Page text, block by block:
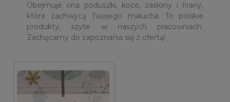
Obejmuje ona poduszki, koce, zasłony i firany,
które zachwycą Twojego malucha. To polskie
produkty, szyte w naszych pracowniach.
Zachęcamy do zapoznania się z ofertą!